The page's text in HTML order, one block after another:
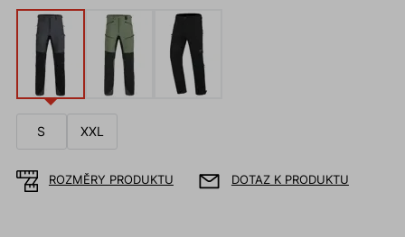
S XXL
ROZMĚRY PRODUKTU DOTAZ K PRODUKTU